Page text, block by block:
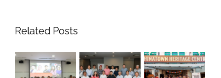
Related Posts